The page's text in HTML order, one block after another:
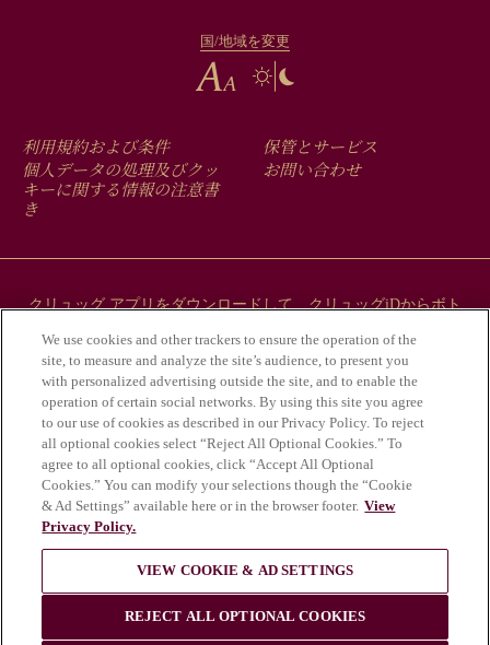
国/地域を変更
FOOTER
MENU
利用規約および条件
個人データの処理及びクッ
キーに関する情報の注意書
き
保管とサービス
お問い合わせ
クリュッグ アプリをダウンロードして、クリュッグiDからボト
アルコールの乱用は健康にとって危険であ
り、適度な飲酒が必要である。
We use cookies and other trackers to ensure the operation of the
site, to measure and analyze the site’s audience, to present you
with personalized advertising outside the site, and to enable the
operation of certain social networks. By using this site you agree
to our use of cookies as described in our Privacy Policy. To reject
all optional cookies select “Reject All Optional Cookies.” To
agree to all optional cookies, click “Accept All Optional
Cookies.” You can modify your selections though the “Cookie
& Ad Settings” available here or in the browser footer. View
Privacy Policy.
VIEW COOKIE & AD SETTINGS
REJECT ALL OPTIONAL COOKIES